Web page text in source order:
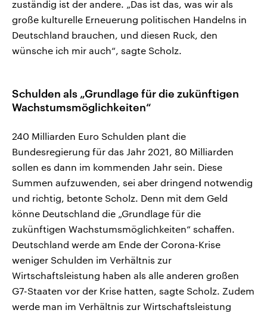
zuständig ist der andere. „Das ist das, was wir als
große kulturelle Erneuerung politischen Handelns in
Deutschland brauchen, und diesen Ruck, den
wünsche ich mir auch“, sagte Scholz.
Schulden als „Grundlage für die zukünftigen
Wachstumsmöglichkeiten“
240 Milliarden Euro Schulden plant die
Bundesregierung für das Jahr 2021, 80 Milliarden
sollen es dann im kommenden Jahr sein. Diese
Summen aufzuwenden, sei aber dringend notwendig
und richtig, betonte Scholz. Denn mit dem Geld
könne Deutschland die „Grundlage für die
zukünftigen Wachstumsmöglichkeiten“ schaffen.
Deutschland werde am Ende der Corona-Krise
weniger Schulden im Verhältnis zur
Wirtschaftsleistung haben als alle anderen großen
G7-Staaten vor der Krise hatten, sagte Scholz. Zudem
werde man im Verhältnis zur Wirtschaftsleistung